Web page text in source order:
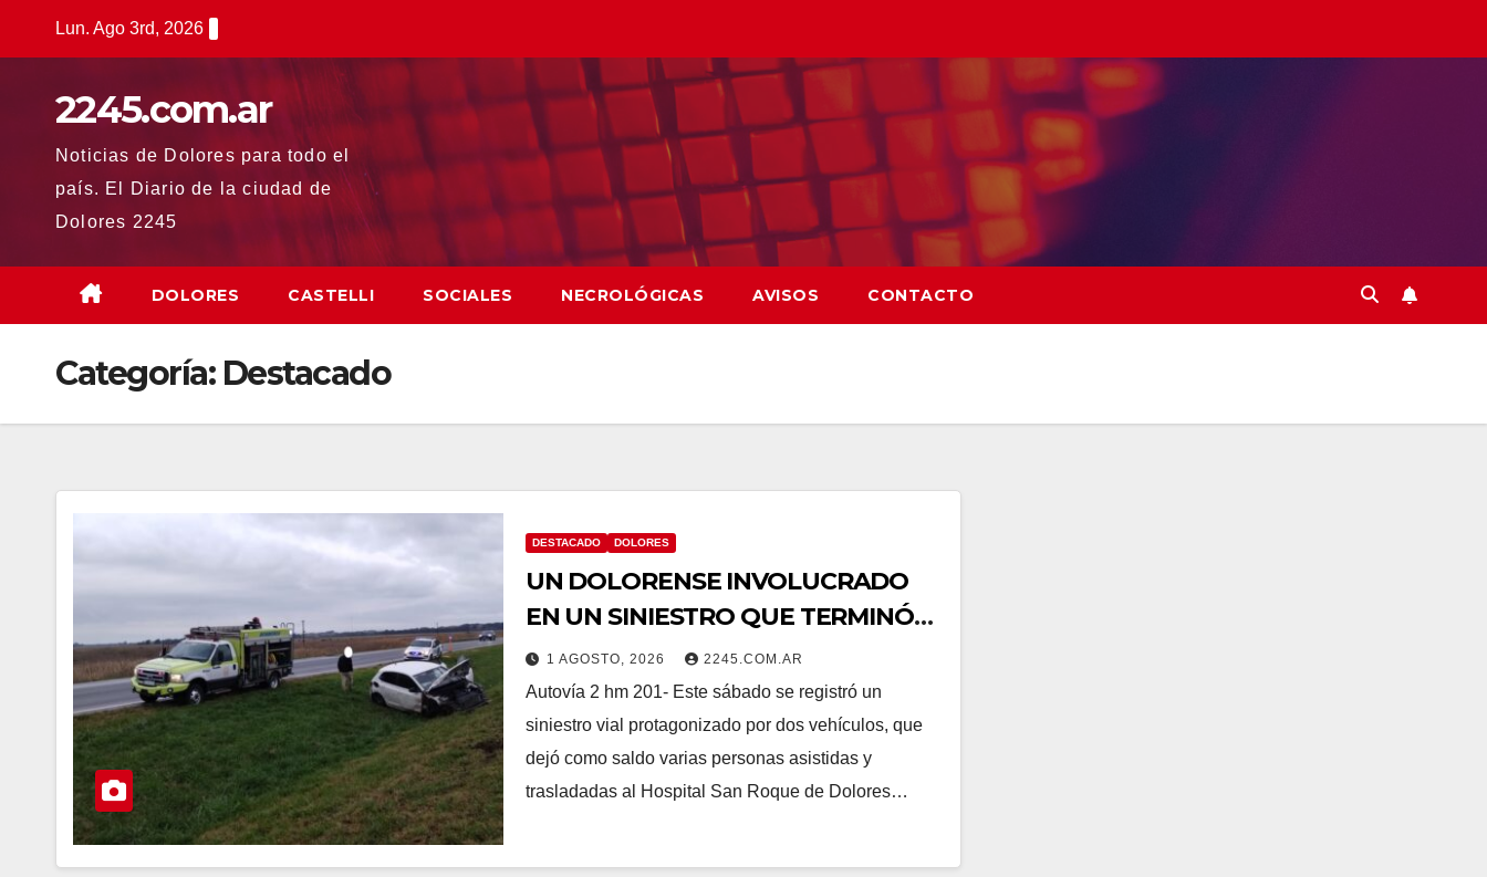
Lun. Ago 3rd, 2026
2245.com.ar
Noticias de Dolores para todo el
país. El Diario de la ciudad de
Dolores 2245
DOLORES CASTELLI SOCIALES NECROLÓGICAS AVISOS CONTACTO
Categoría: Destacado
DESTACADO DOLORES
UN DOLORENSE INVOLUCRADO
EN UN SINIESTRO QUE TERMINÓ
CON DESPISTE Y VUELCO
1 AGOSTO, 2026 2245.COM.AR
Autovía 2 hm 201- Este sábado se registró un
siniestro vial protagonizado por dos vehículos, que
dejó como saldo varias personas asistidas y
trasladadas al Hospital San Roque de Dolores…